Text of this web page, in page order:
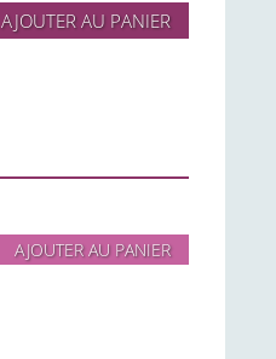
AJOUTER AU PANIER
AJOUTER AU PANIER